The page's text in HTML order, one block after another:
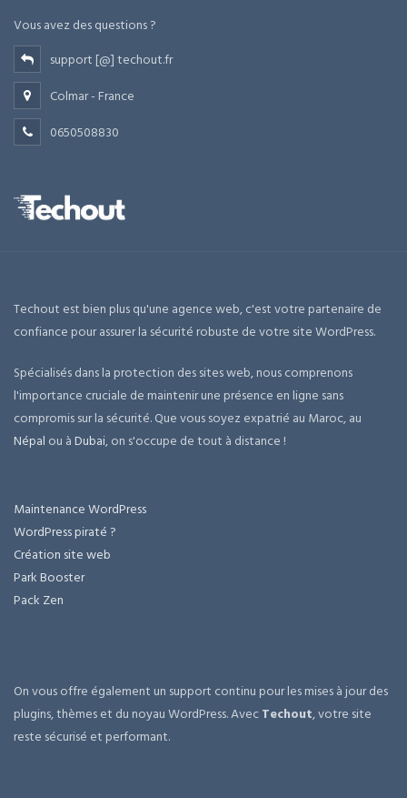
Vous avez des questions ?
support [@] techout.fr
Colmar - France
0650508830
Techout est bien plus qu'une agence web, c'est votre partenaire de
confiance pour assurer la sécurité robuste de votre site WordPress.
Spécialisés dans la protection des sites web, nous comprenons
l'importance cruciale de maintenir une présence en ligne sans
compromis sur la sécurité. Que vous soyez expatrié au Maroc, au
Népal ou àDubai, on s'occupe de tout à distance !
Maintenance WordPress
WordPress piraté ?
Création site web
Park Booster
Pack Zen
On vous offre également un support continu pour les mises à jour des
plugins, thèmes et du noyau WordPress. AvecTechout, votre site
reste sécurisé et performant.